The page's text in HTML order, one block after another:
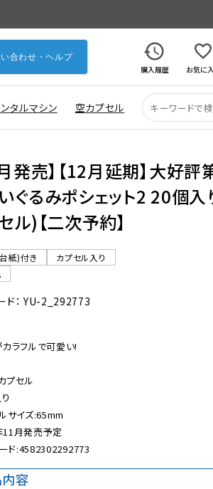
合わせ・ヘルプ
購入履歴
お気に
ンタルマシン 空カプセル
発売】【12月延期】大好評
ぐるみポシェット2 20個
ル)【二次予約】
紙)付き
カプセル入り
ド： YU-2_292773
ラフルで可愛い!
プセル
サイズ:65mm
11月発売予定
ド:4582302292773
容